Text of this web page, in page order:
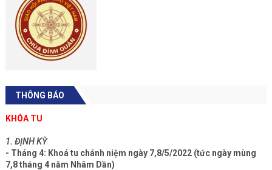
THÔNG BÁO
KHÓA TU
1. ĐỊNH KỲ
- Tháng 4: Khoá tu chánh niệm ngày 7,8/5/2022 (tức ngày mùng
7,8 tháng 4 năm Nhâm Dần)